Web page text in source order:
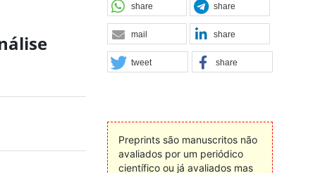
share share
mail share
tweet share
Preprints são manuscritos não
avaliados por um periódico
científico ou já avaliados mas